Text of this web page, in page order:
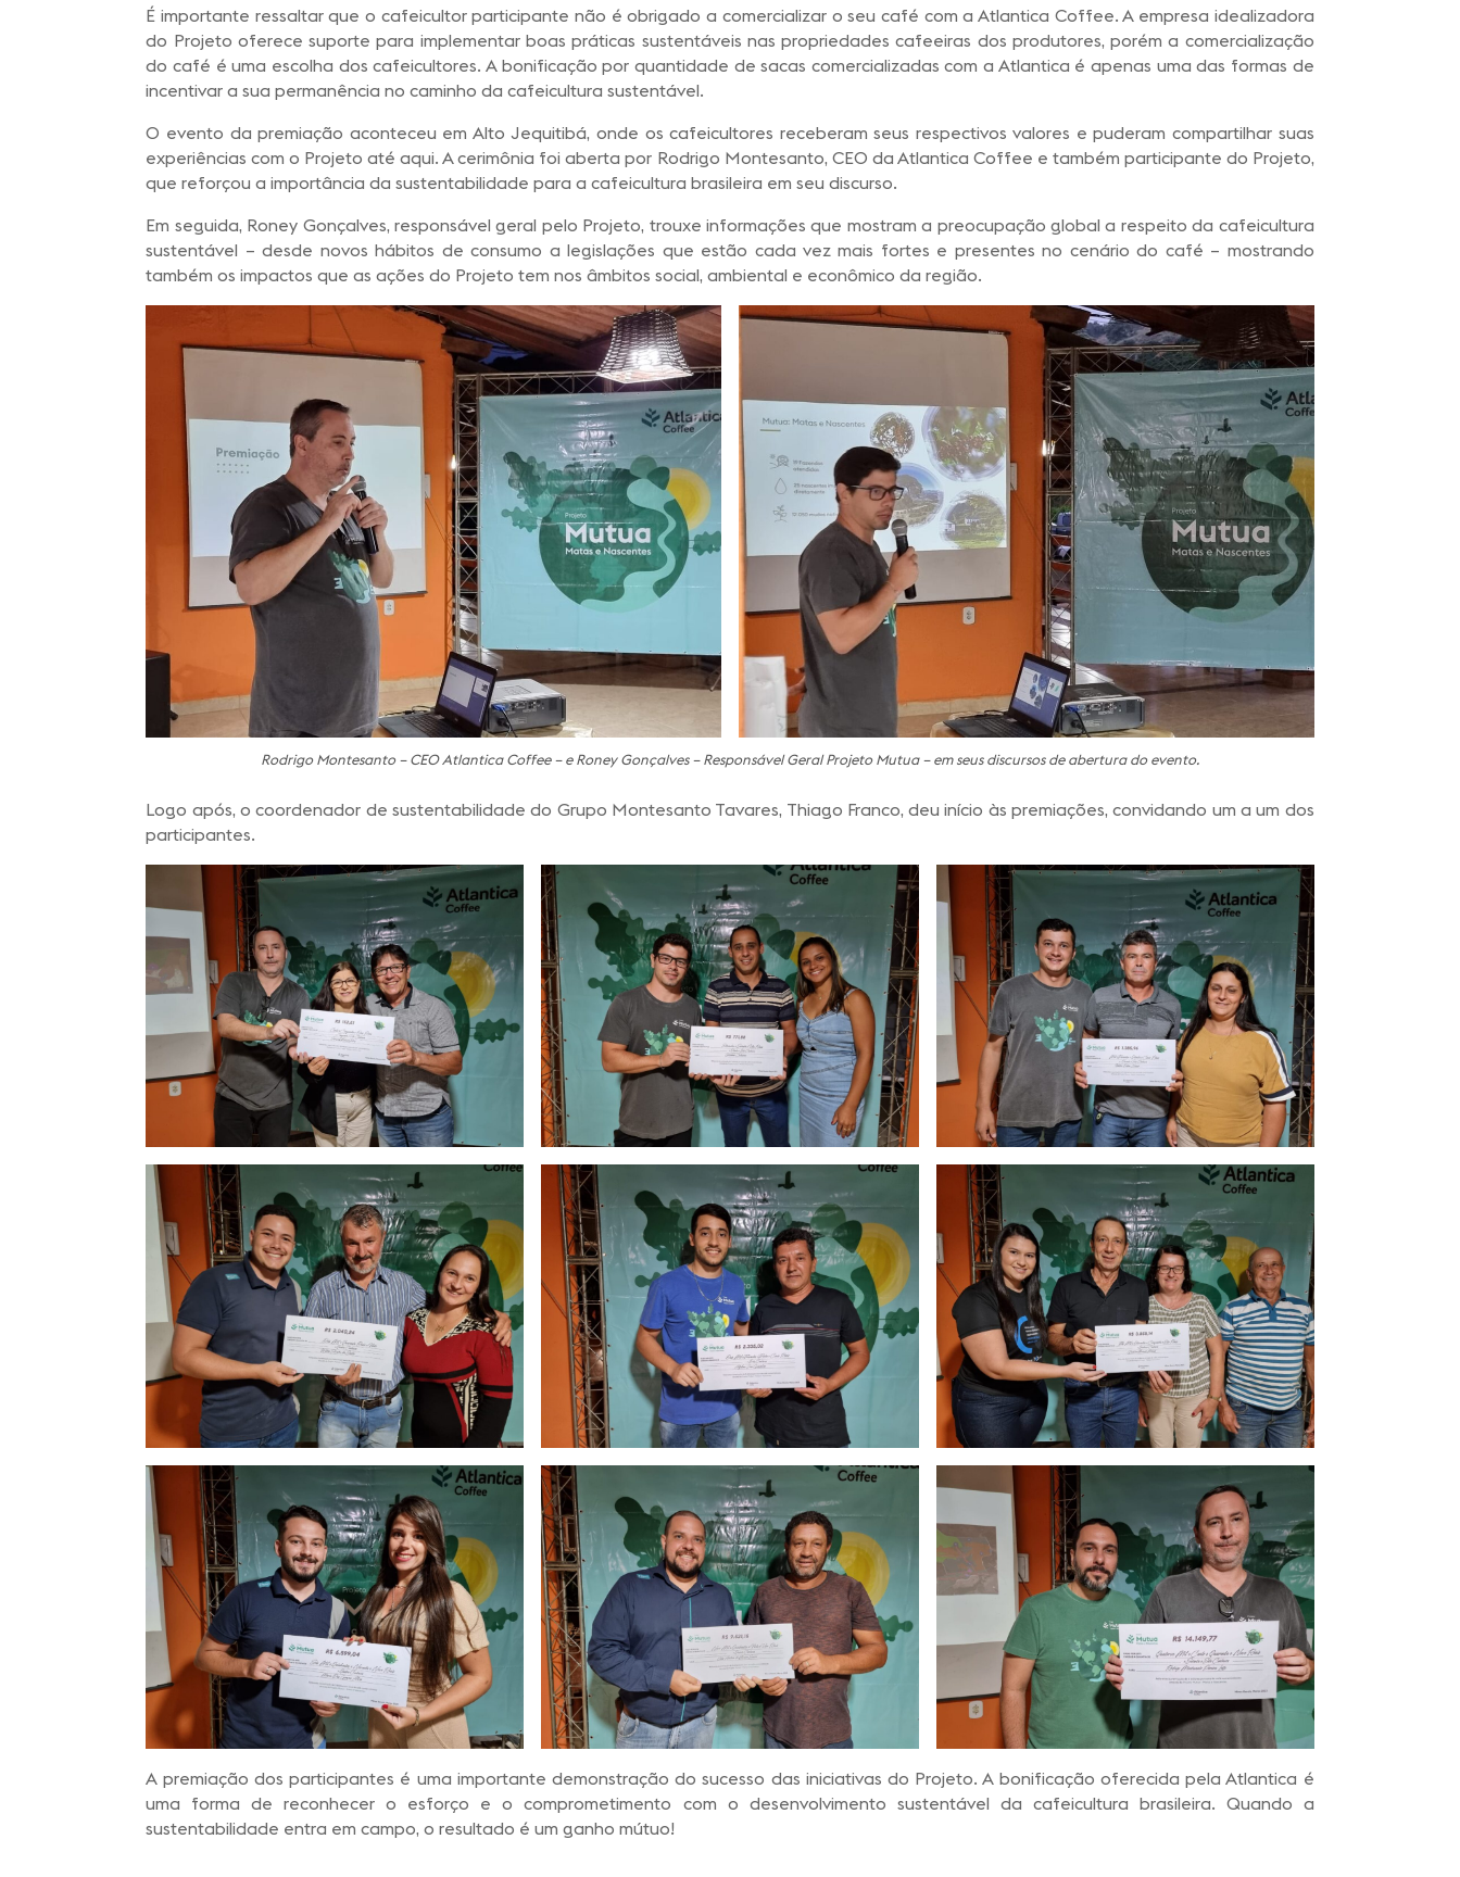
É importante ressaltar que o cafeicultor participante não é obrigado a comercializar o seu café com a Atlantica Coffee. A empresa idealizadora
do Projeto oferece suporte para implementar boas práticas sustentáveis nas propriedades cafeeiras dos produtores, porém a comercialização
do café é uma escolha dos cafeicultores. A bonificação por quantidade de sacas comercializadas com a Atlantica é apenas uma das formas de
incentivar a sua permanência no caminho da cafeicultura sustentável.
O evento da premiação aconteceu em Alto Jequitibá, onde os cafeicultores receberam seus respectivos valores e puderam compartilhar suas
experiências com o Projeto até aqui. A cerimônia foi aberta por Rodrigo Montesanto, CEO da Atlantica Coffee e também participante do Projeto,
que reforçou a importância da sustentabilidade para a cafeicultura brasileira em seu discurso.
Em seguida, Roney Gonçalves, responsável geral pelo Projeto, trouxe informações que mostram a preocupação global a respeito da cafeicultura
sustentável – desde novos hábitos de consumo a legislações que estão cada vez mais fortes e presentes no cenário do café – mostrando
também os impactos que as ações do Projeto tem nos âmbitos social, ambiental e econômico da região.
Rodrigo Montesanto – CEO Atlantica Coffee – e Roney Gonçalves – Responsável Geral Projeto Mutua – em seus discursos de abertura do evento.
Logo após, o coordenador de sustentabilidade do Grupo Montesanto Tavares, Thiago Franco, deu início às premiações, convidando um a um dos
participantes.
A premiação dos participantes é uma importante demonstração do sucesso das iniciativas do Projeto. A bonificação oferecida pela Atlantica é
uma forma de reconhecer o esforço e o comprometimento com o desenvolvimento sustentável da cafeicultura brasileira. Quando a
sustentabilidade entra em campo, o resultado é um ganho mútuo!